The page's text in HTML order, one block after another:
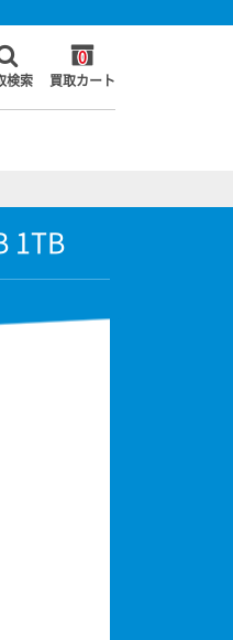
検索
0
買取カート
1TB